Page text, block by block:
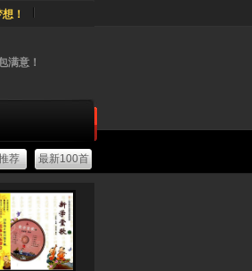
！
满意！
荐 最新100首